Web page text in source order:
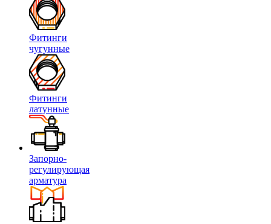
Фитинги
чугунные
Фитинги
латунные
Запорно-
регулирующая
арматура